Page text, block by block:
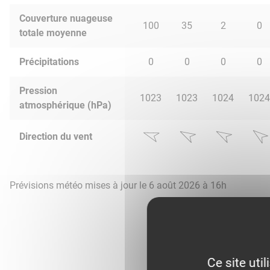
Couverture nuageuse
totale moyenne
100 35 2 0
Précipitations 0 0 0 0
Pression
atmosphérique (hPa)
1023 1023 1024 1024
Direction du vent
Prévisions météo mises à jour le 6 août 2026 à 16h
Ce site